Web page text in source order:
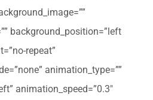
background_position=”left
repeat”
animation_type=””
animation_speed=”0.3″